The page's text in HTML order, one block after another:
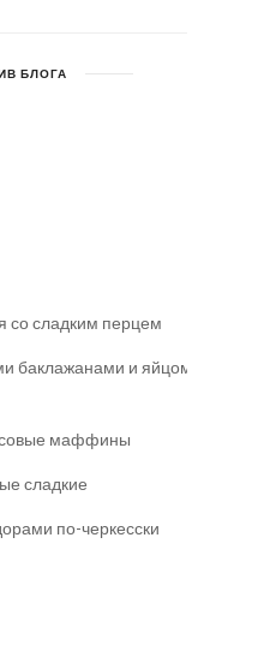
БЛОГА
со сладким перцем
баклажанами и яйцом
маффины
сладкие
по-черкесски